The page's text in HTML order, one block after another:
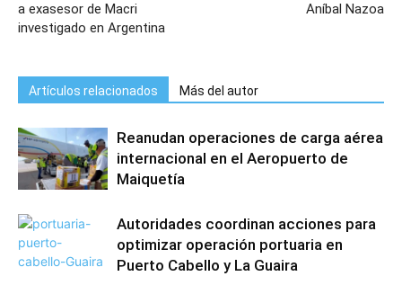
a exasesor de Macri
investigado en Argentina
Aníbal Nazoa
Artículos relacionados Más del autor
Reanudan operaciones de carga aérea
internacional en el Aeropuerto de
Maiquetía
Autoridades coordinan acciones para
optimizar operación portuaria en
Puerto Cabello y La Guaira